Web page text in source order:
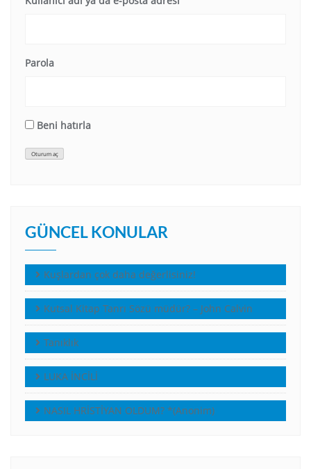
Parola
Beni hatırla
Oturum aç
GÜNCEL KONULAR
Kuşlardan çok daha değerlisiniz!
Kutsal Kitap Tanrı Sözü müdür? – John Calvin
Tanıklık
LUKA İNCİLİ
NASIL HRİSTİYAN OLDUM? *(Anonim)